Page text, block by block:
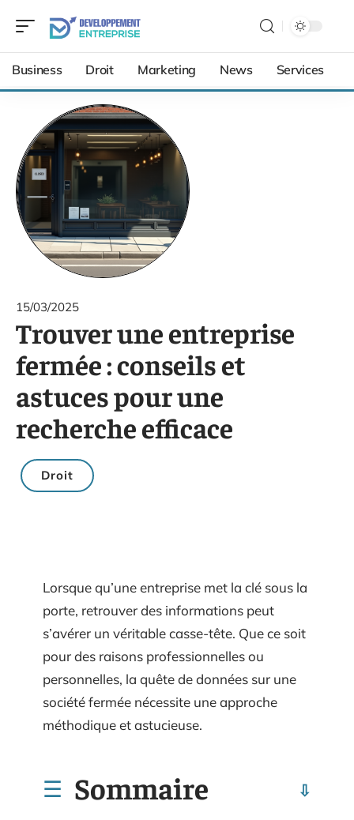
Business Droit Marketing News Services
15/03/2025
Trouver une entreprise
fermée : conseils et
astuces pour une
recherche efficace
Droit
Lorsque qu’une entreprise met la clé sous la
porte, retrouver des informations peut
s’avérer un véritable casse-tête. Que ce soit
pour des raisons professionnelles ou
personnelles, la quête de données sur une
société fermée nécessite une approche
méthodique et astucieuse.
Sommaire